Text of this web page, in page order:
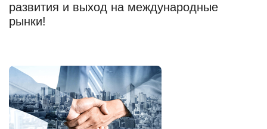
развития и выход на международные
рынки!